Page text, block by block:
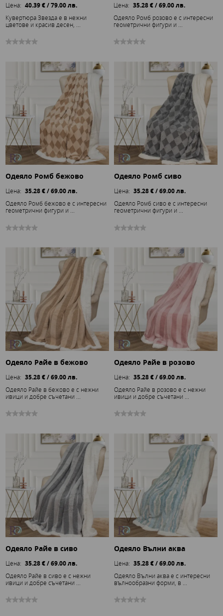
Цена: 40.39 € / 79.00 лв.
Кувертюра Звезда е в нежни
цветове и красив десен, ...
Цена: 35.28 € / 69.00 лв.
Одеяло Ромб розово е с интересни
геометрични фигури и ...
Одеяло Ромб бежово
Цена: 35.28 € / 69.00 лв.
Одеяло Ромб бежово е с интересни
геометрични фигури и ...
Одеяло Ромб сиво
Цена: 35.28 € / 69.00 лв.
Одеяло Ромб сиво е с интересни
геометрични фигури и ...
Одеяло Райе в бежово
Цена: 35.28 € / 69.00 лв.
Одеяло Райе в бежово е с нежни
ивици и добре съчетани ...
Одеяло Райе в розово
Цена: 35.28 € / 69.00 лв.
Одеяло Райе в розово е с нежни
ивици и добре съчетани ...
Одеяло Райе в сиво
Цена: 35.28 € / 69.00 лв.
Одеяло Райе в сиво е с нежни
ивици и добре съчетани ...
Одеяло Вълни аква
Цена: 35.28 € / 69.00 лв.
Одеяло Вълни аква е с интересни
вълнообразни форми, в ...